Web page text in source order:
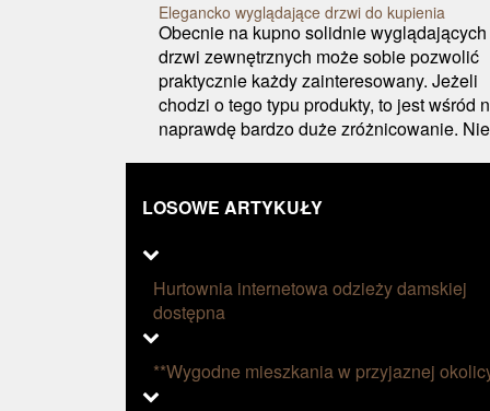
Elegancko wyglądające drzwi do kupienia
Obecnie na kupno solidnie wyglądających
drzwi zewnętrznych może sobie pozwolić
praktycznie każdy zainteresowany. Jeżeli
chodzi o tego typu produkty, to jest wśród
naprawdę bardzo duże zróżnicowanie.
LOSOWE ARTYKUŁY
Hurtownia internetowa odzieży damskiej
dostępna
**Wygodne mieszkania w przyjaznej